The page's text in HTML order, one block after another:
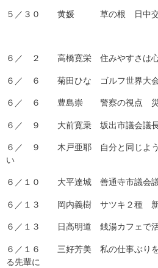
５／３０ 黄媛 草の根 日中交
６／ ２ 高橋寛栄 住みやすさは心
６／ ６ 菊田ひな ゴルフ世界大会
６／ ６ 豊島崇 警察の視点 災
６／ ９ 大前寛乗 坂出市議会議長
６／ ９ 木戸亜耶 自分と同じよう
い
６／１０ 大平達城 善通寺市議会議
６／１３ 岡内義樹 サツキ２種 新
６／１３ 日高明道 銭湯カフェで
６／１６ 三好芳美 私の仕事ぶりを
る先輩に